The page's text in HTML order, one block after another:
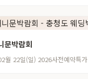
문박람회
월 22일(일) 2026사전예약특가